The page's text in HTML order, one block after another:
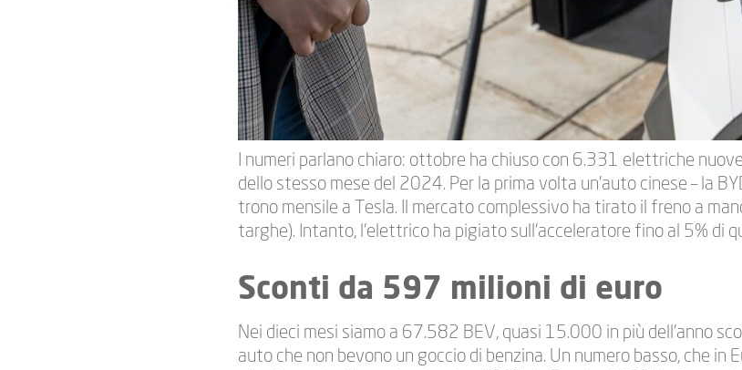
I numeri parlano chiaro: ottobre ha chiuso con 6.331 elettriche
dello stesso mese del 2024. Per la prima volta un’auto cinese – la
trono mensile a Tesla. Il mercato complessivo ha tirato il freno a
targhe). Intanto, l’elettrico ha pigiato sull’acceleratore fino al 5% di
Sconti da 597 milioni di euro
Nei dieci mesi siamo a 67.582 BEV, quasi 15.000 in più dell’anno
auto che non bevono un goccio di benzina. Un numero basso, che in